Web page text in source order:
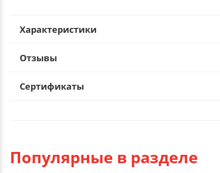
Характеристики
Отзывы
Сертификаты
Популярные в разделе